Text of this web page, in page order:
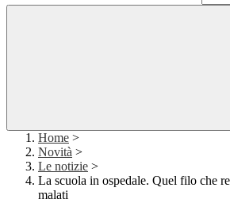
Home >
Novità >
Le notizie >
La scuola in ospedale. Quel filo che
malati